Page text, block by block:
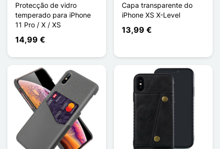
Protecção de vidro
temperado para iPhone
11 Pro / X / XS
14,99 €
Capa transparente do
iPhone XS X-Level
13,99 €